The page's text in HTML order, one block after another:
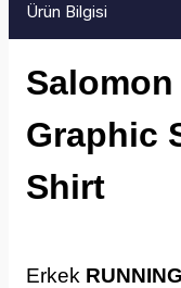
Ürün Bilgisi
Graphic
Shirt
Erkek